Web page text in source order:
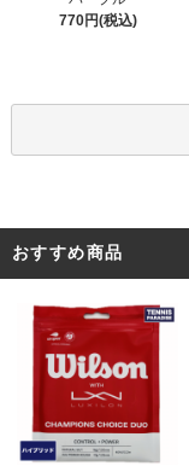
770円(税込)
おすすめ商品